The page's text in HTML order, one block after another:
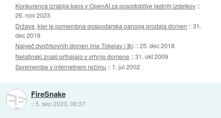
Konkurenca izrablja kaos v OpenAI za posodobitve lastnih izdelkov ::
26. nov 2023
Država, kjer je pomembna gospodarska panoga prodaja domen ::31.
dec 2019
Največ dvočrkovnih domen ima Tokelav (.tk) ::25. dec 2018
Nelatinski znaki prihajajo v vrhnje domene ::31. okt 2009
Spremembe v internetnem režimu :: 1. jul 2002
FireSnake
:: 5. sep 2023, 08:37